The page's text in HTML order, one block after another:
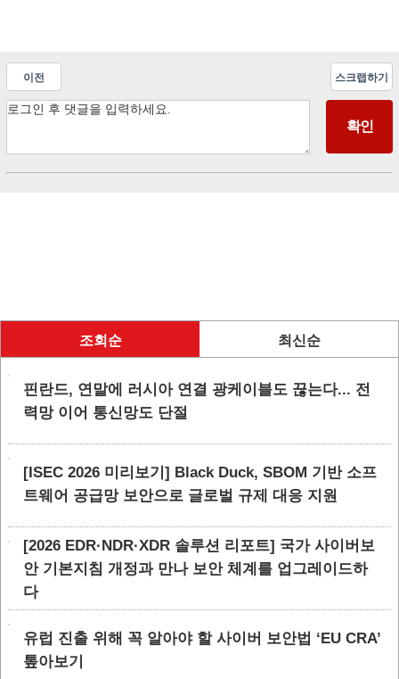
이전 스크랩하기
조회순 최신순
핀란드, 연말에 러시아 연결 광케이블도 끊는다... 전
력망 이어 통신망도 단절
[ISEC 2026 미리보기] Black Duck, SBOM 기반 소프
트웨어 공급망 보안으로 글로벌 규제 대응 지원
[2026 EDR·NDR·XDR 솔루션 리포트] 국가 사이버보
안 기본지침 개정과 만나 보안 체계를 업그레이드하
다
유럽 진출 위해 꼭 알아야 할 사이버 보안법 ‘EU CRA’
톺아보기